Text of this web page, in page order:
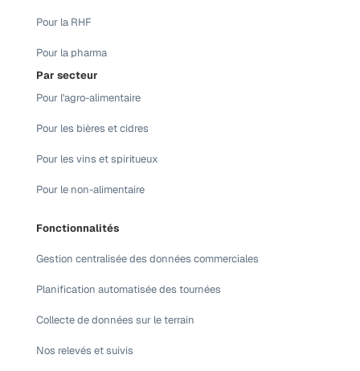
Pour la RHF
Pour la pharma
Par secteur
Pour l'agro-alimentaire
Pour les bières et cidres
Pour les vins et spiritueux
Pour le non-alimentaire
Gestion centralisée des données commerciales
Planification automatisée des tournées
Collecte de données sur le terrain
Nos relevés et suivis
Fonctionnalités